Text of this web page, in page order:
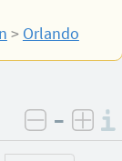
> Orlando
negativ
–